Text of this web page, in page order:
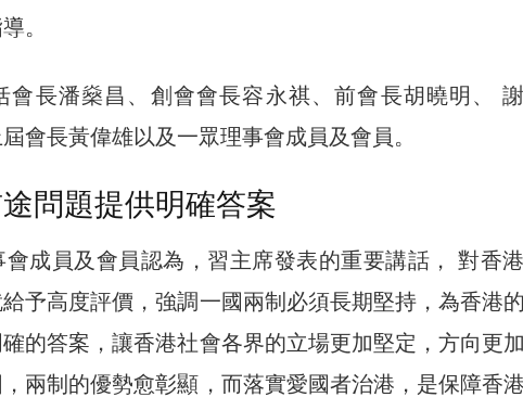
。
會長潘燊昌、創會會長容永祺、前會長胡曉明、
會長黃偉雄以及一眾理事會成員及會員。
問題提供明確答案
成員及會員認為，習主席發表的重要講話， 對香
予高度評價，強調一國兩制必須長期堅持，為香港
的答案，讓香港社會各界的立場更加堅定，方向更
兩制的優勢愈彰顯，而落實愛國者治港，是保障香